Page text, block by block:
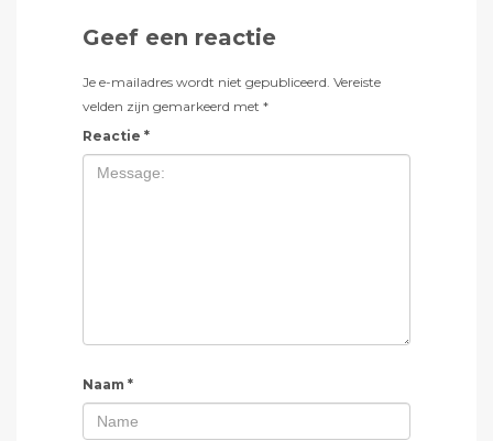
Geef een reactie
Je e-mailadres wordt niet gepubliceerd. Vereiste
velden zijn gemarkeerd met *
Reactie *
Naam *